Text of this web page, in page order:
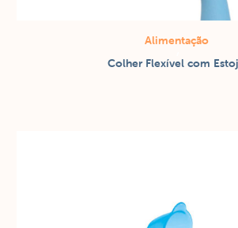
Alimentação
Talheres
Colher Flexível com